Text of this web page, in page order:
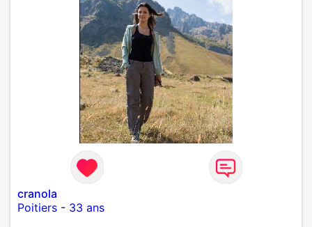
cranola
Poitiers - 33 ans